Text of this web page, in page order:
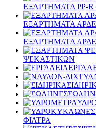
ΕΞΑΡΤΗΜΑΤΑ PP-R
ΕΞΑΡΤΗΜΑΤΑ
ΕΞΑΡΤΗΜΑΤΑ
ΨΕΚΑΣΤΙΚΩΝ
ΦΙΛΤΡΑ